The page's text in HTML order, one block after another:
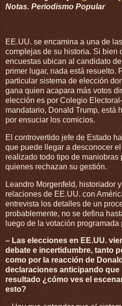
Notas. Periodismo Popular
EE.UU. se encamina a una de
complejas de su historia. Si bien
encuestas ubican al candidato
primer lugar, nada está resuelto.
particular sistema de elección
gana quien acapara más votos
elección es por Colegio
mandatario, Donald Trump, está
por ensuciar los comicios.
El controvertido jefe de Estado
que puede llegar a desconocer
realizado todo tipo de maniobras
quienes rechazan su gestión.
Leandro Morgenfeld, historiador
relaciones de EE.UU. con
entrevista los detalles de un
probablemente, no se defina
luego de la votación
– Las elecciones en EE.UU.
debate e incertidumbre, tanto
como por la reacción de
declaraciones anticipando que
resultado ¿cómo ves el
esto?